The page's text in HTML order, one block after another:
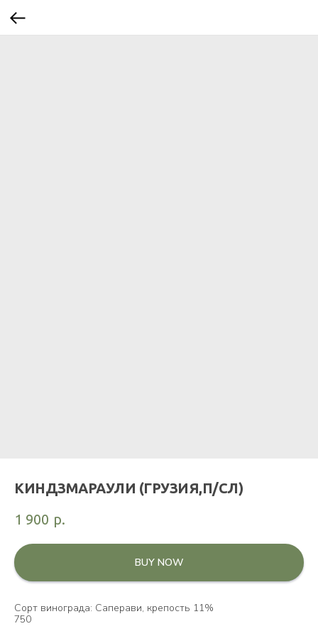
КИНДЗМАРАУЛИ (ГРУЗИЯ,П/СЛ)
1 900 р.
BUY NOW
Сорт винограда: Саперави, крепость 11%
750